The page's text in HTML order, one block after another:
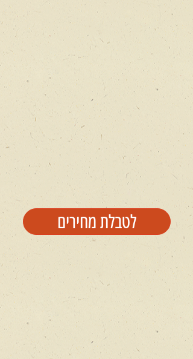
אפוקליפטית
לטבלת מחירים